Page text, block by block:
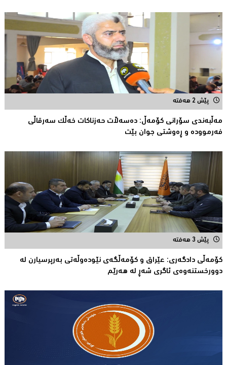
پێش 2 هەفتە
مەڵبەندى سۆرانى کۆمەڵ: دەسەڵات حەزناکات خەڵک سەرقاڵى
فەرموودە و ڕەوشتى جوان بێت
پێش 3 هەفتە
کۆمەڵى دادگەرى: عێراق و كۆمەڵگەی نێودەوڵەتی بەرپرسیارن لە
دوورخستنەوەى ئاگری شەڕ لە هەرێم